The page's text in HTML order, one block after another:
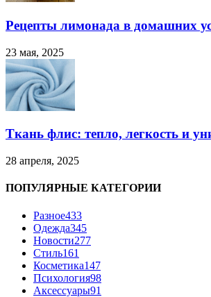
Рецепты лимонада в домашних
23 мая, 2025
Ткань флис: тепло, легкость и
28 апреля, 2025
ПОПУЛЯРНЫЕ КАТЕГОРИИ
Разное433
Одежда345
Новости277
Стиль161
Косметика147
Психология98
Аксессуары91